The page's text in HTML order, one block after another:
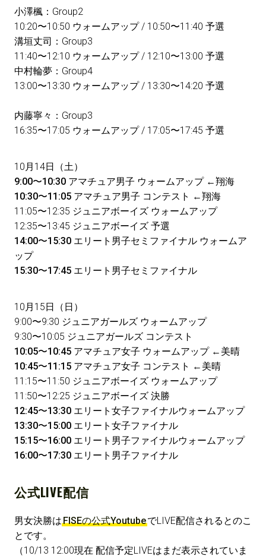
小澤楓：Group2
10:20〜10:50 ウォームアップ / 10:50〜11:40 予選
溝垣丈司：Group3
11:40〜12:10 ウォームアップ / 12:10〜13:00 予選
中村輪夢：Group4
13:00〜13:30 ウォームアップ / 13:30〜14:20 予選
内藤寧々：Group3
16:35〜17:05 ウォームアップ / 17:05〜17:45 予選
10月14日（土）
9:00〜10:30 アマチュア男子 ウォームアップ ←翔海
10:30〜11:05 アマチュア男子 コンテスト ←翔海
11:05〜12:35 ジュニアボーイズ ウォームアップ
12:35〜13:45 ジュニアボーイズ 予選
14:00〜15:30 エリート男子セミファイナル ウォームア
ップ
15:30〜17:45 エリート男子セミファイナル
10月15日（日）
9:00〜9:30 ジュニアガールズ ウォームアップ
9:30〜10:05 ジュニアガールズ コンテスト
10:05〜10:45 アマチュア女子 ウォームアップ ← 美晴
10:45〜11:15 アマチュア女子 コンテスト ← 美晴
11:15〜11:50 ジュニアボーイズ ウォームアップ
11:50〜12:25 ジュニアボーイズ 決勝
12:45〜13:30 エリート女子ファイナルウォームアップ
13:30〜15:00 エリート女子ファイナル
15:15〜16:00 エリート男子ファイナルウォームアップ
16:00〜17:30 エリート男子ファイナル
公式LIVE配信
男女決勝はFISEの公式YoutubeでLIVE配信されるとのこ
とです。
（10/13 12:00現在 配信予定LIVEはまだ表示されていま